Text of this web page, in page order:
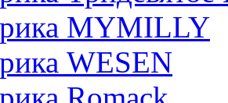
MYMILLY
WESEN